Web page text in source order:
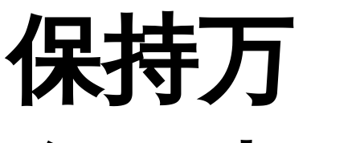
保持万